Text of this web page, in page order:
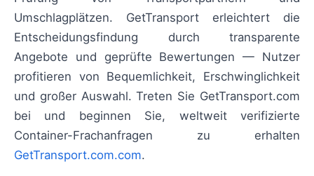
Umschlagplätzen. GetTransport erleichtert die
Entscheidungsfindung durch transparente
Angebote und geprüfte Bewertungen — Nutzer
profitieren von Bequemlichkeit, Erschwinglichkeit
und großer Auswahl. Treten Sie GetTransport.com
bei und beginnen Sie, weltweit verifizierte
Container-Frachanfragen zu erhalten
GetTransport.com.com.